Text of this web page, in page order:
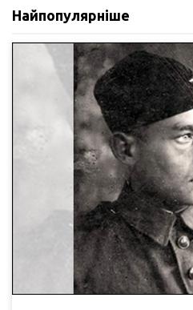
Найпопулярніше